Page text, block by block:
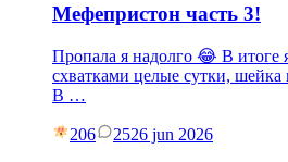
Мефепристон часть 3!
Пропала я надолго 😂 В итоге
схватками целые сутки, шейка
В …
206 2526 jun 2026